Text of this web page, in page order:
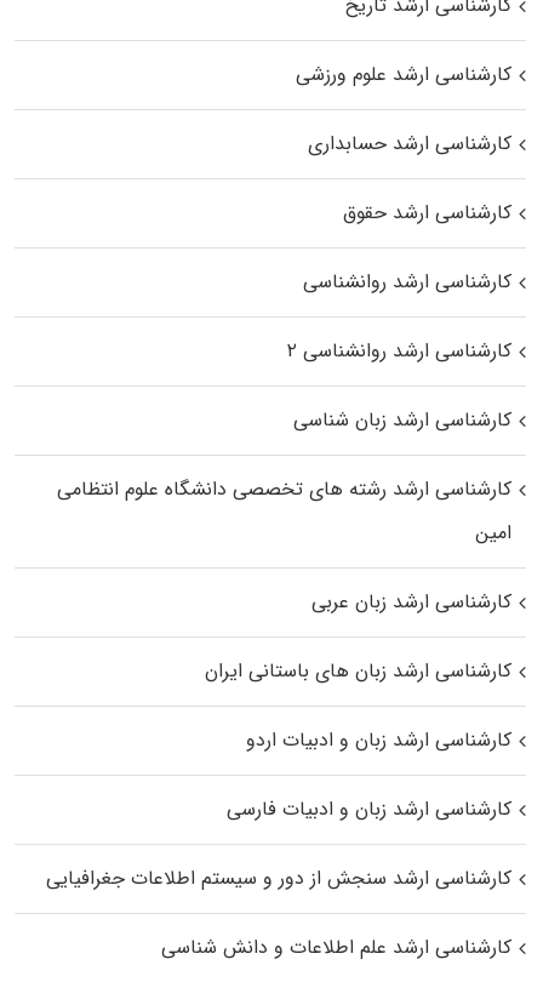
کارشناسی ارشد علوم ورزشی
کارشناسی ارشد حسابداری
کارشناسی ارشد حقوق
کارشناسی ارشد روانشناسی
کارشناسی ارشد روانشناسی ۲
کارشناسی ارشد زبان شناسی
کارشناسی ارشد رﺷﺘﻪ ﻫﺎی تخصصی داﻧﺸﮕﺎه ﻋﻠﻮم انتظامی
اﻣﻴﻦ
کارشناسی ارشد زبان عربی
کارشناسی ارشد زبان‌ های باستانی ایران
کارشناسی ارشد زبان و ادبیات اردو
کارشناسی ارشد زبان و ادبیات فارسی
کارشناسی ارشد سنجش از دور و سیستم اطلاعات جغرافیایی
کارشناسی ارشد علم اطلاعات و دانش شناسی